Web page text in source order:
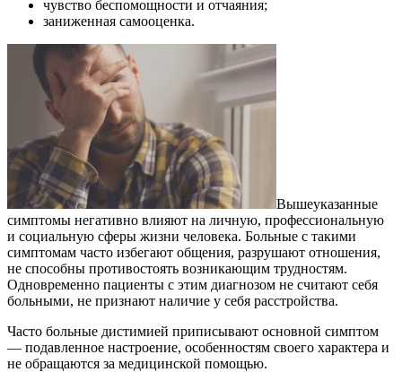
чувство беспомощности и отчаяния;
заниженная самооценка.
Вышеуказанные
симптомы негативно влияют на личную, профессиональную
и социальную сферы жизни человека. Больные с такими
симптомам часто избегают общения, разрушают отношения,
не способны противостоять возникающим трудностям.
Одновременно пациенты с этим диагнозом не считают себя
больными, не признают наличие у себя расстройства.
Часто больные дистимией приписывают основной симптом
— подавленное настроение, особенностям своего характера и
не обращаются за медицинской помощью.